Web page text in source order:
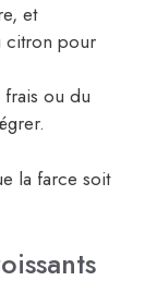
et
citron pour
frais ou du
la farce soit